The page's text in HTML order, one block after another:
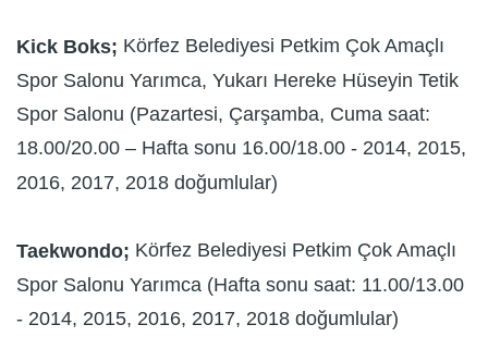
Kick Boks; Körfez Belediyesi Petkim Çok Amaçlı
Spor Salonu Yarımca, Yukarı Hereke Hüseyin Tetik
Spor Salonu (Pazartesi, Çarşamba, Cuma saat:
18.00/20.00 – Hafta sonu 16.00/18.00 - 2014, 2015,
2016, 2017, 2018 doğumlular)
Taekwondo; Körfez Belediyesi Petkim Çok Amaçlı
Spor Salonu Yarımca (Hafta sonu saat: 11.00/13.00
- 2014, 2015, 2016, 2017, 2018 doğumlular)